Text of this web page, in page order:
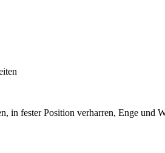
in fester Position verharren, Enge und